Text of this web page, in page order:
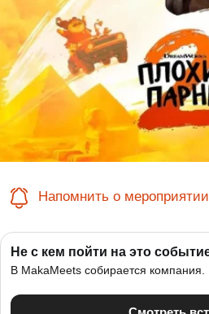
Напомнить о мероприятии